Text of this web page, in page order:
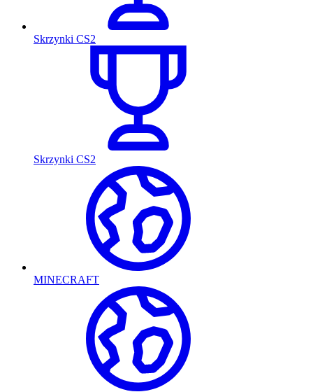
Skrzynki CS2
Skrzynki CS2
MINECRAFT